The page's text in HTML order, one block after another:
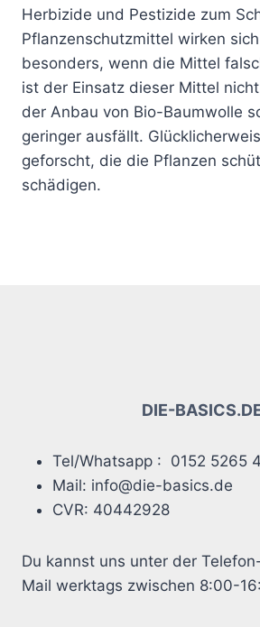
Herbizide und Pestizide zum
Pflanzenschutzmittel wirken
besonders, wenn die Mittel
ist der Einsatz dieser Mittel
der Anbau von Bio-Baumwolle
geringer ausfällt.
geforscht, die die Pflanzen
schädigen.
DIE-
Tel/Whatsapp : 0152 5265
Mail: info@die-basics.de
CVR: 40442928
Du kannst uns unter der
Mail werktags zwischen 8:00-